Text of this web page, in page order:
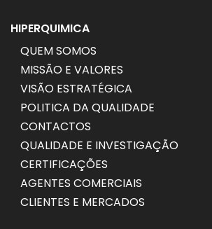
HIPERQUIMICA
QUEM SOMOS
MISSÃO E VALORES
VISÃO ESTRATÉGICA
POLITICA DA QUALIDADE
CONTACTOS
QUALIDADE E INVESTIGAÇÃO
CERTIFICAÇÕES
AGENTES COMERCIAIS
CLIENTES E MERCADOS